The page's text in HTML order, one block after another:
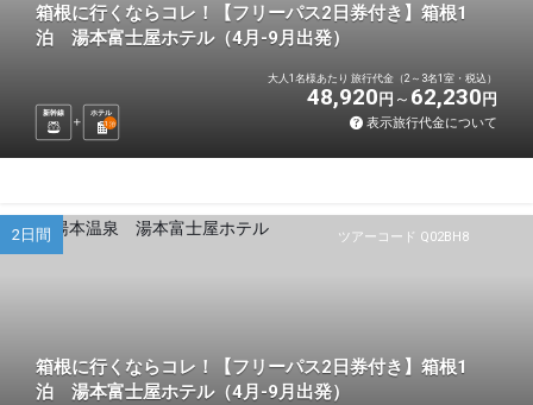
箱根に行くならコレ！【フリーパス2日券付き】箱根1
泊 湯本富士屋ホテル（4月-9月出発）
新幹線
ホテル
1 泊
大人1名様あたり 旅行代金（2～3名1室・税込）
48,920 円 62,230 円
表示旅行代金について
ツアーコード Q02BH8
2日間
箱根に行くならコレ！【フリーパス2日券付き】箱根1
泊 湯本富士屋ホテル（4月-9月出発）